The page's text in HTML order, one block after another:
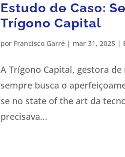
Estudo de Caso:
Trígono Capital
por Francisco Garré | mar 31, 2025 |
A Trígono Capital, gestora
sempre busca o
se no state of the art da
precisava...